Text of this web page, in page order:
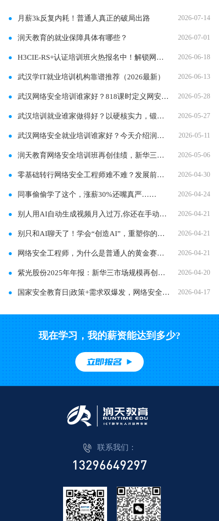
月薪3k反复内耗！普通人真正的破局出路 2026-07-14
润天教育的就业保障具体有哪些？ 2026-07-01
H3CIE-RS+认证培训班火热报名中！解锁网络专家之 2026-06-18
武汉学IT就业培训机构靠谱推荐（2026最新） 2026-06-13
武汉网络安全培训谁家好？818课时定义网安人才 2026-05-28
武汉培训就业谁家做得好？以硬核实力，锻造数 2026-05-27
武汉网络安全就业培训谁家好？今天介绍润天教 2026-05-11
润天教育网络安全培训班再创佳绩，新华三杯初 2026-05-06
零基础转行网络安全工程师难不难？发展前景如 2026-04-30
同事偷偷学了这个，涨薪30%还嘴真严…… 2026-04-24
别人用AI自动生成视频月入过万,你还在手动剪辑 2026-04-21
别只和AI聊天了！学会“创造AI”，重塑你的未来 2026-04-21
网络安全工程师，为什么是普通人的黄金赛道？ 2026-04-21
紫光股份2025年年报：新华三市场规模再创新高！ 2026-04-20
国家安全教育日|政策+需求双爆发，网络安全人才 2026-04-17
现在学习，我的薪资能达到多少?
立即报名
联系我们：
13296649297